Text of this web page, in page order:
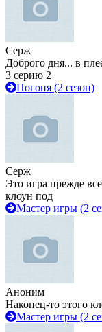
Серж
Доброго дня... в
3 серию 2
Погоня (2 сезон)
Серж
Это игра прежде
клоун под
Мастер игры (2
Аноним
Наконец-то этого
Мастер игры (2